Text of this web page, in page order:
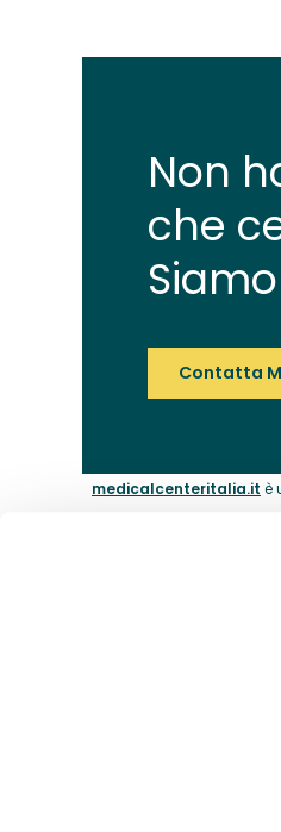
Non
che
Contatta
medicalcenteritalia.it è
Il catalogo dei medici